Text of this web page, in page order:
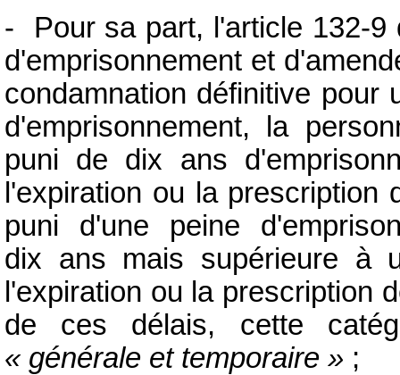
- Pour sa part, l'article 132-9
d'emprisonnement et
condamnation définitive
d'emprisonnement, la
puni de dix ans
l'expiration ou la
puni d'une peine
dix ans mais supérieure à
l'expiration ou la prescription
de ces délais, cette
« générale et temporaire » ;